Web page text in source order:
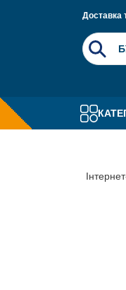
Доставка